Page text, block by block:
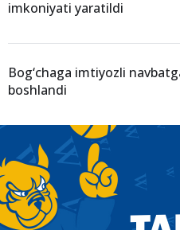
sayohat" yo‘llanmasi beriladi
imkoniyati yaratildi
Bog‘chaga imtiyozli
boshlandi